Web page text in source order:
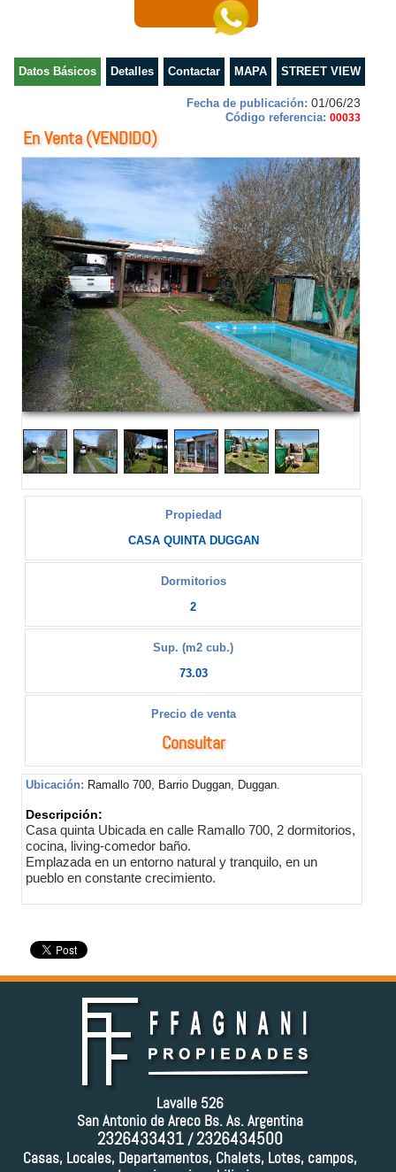
Datos Básicos Detalles Contactar MAPA STREET VIEW
Fecha de publicación:01/06/23
Código referencia: 00033
En Venta(VENDIDO)
Propiedad
CASA QUINTA DUGGAN
Dormitorios
2
Sup. (m2 cub.)
73.03
Precio de venta
Consultar
Ubicación: Ramallo 700, Barrio Duggan, Duggan.
Descripción:
Casa quinta Ubicada en calle Ramallo 700, 2 dormitorios,
cocina, living-comedor baño.
Emplazada en un entorno natural y tranquilo, en un
pueblo en constante crecimiento.
Lavalle 526
San Antonio de Areco Bs. As. Argentina
2326433431/2326434500
Casas, Locales, Departamentos, Chalets, Lotes, campos,